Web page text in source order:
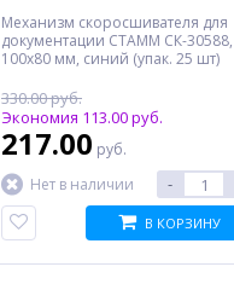
Механизм скоросшивателя для
документации СТАММ СК-30588,
100x80 мм, синий (упак. 25 шт)
330.00 руб.
Экономия 113.00 руб.
217.00 руб.
Нет в наличии
-
В КОРЗИНУ